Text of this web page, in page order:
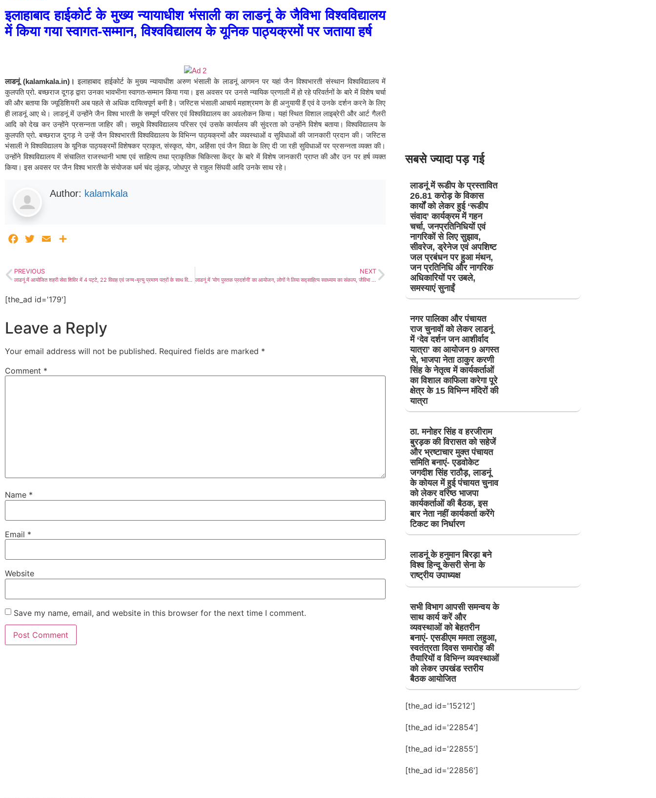
इलाहाबाद हाईकोर्ट के मुख्य न्यायाधीश भंसाली का लाडनूं के जैविभा विश्वविद्यालय
में किया गया स्वागत-सम्मान, विश्वविद्यालय के यूनिक पाठ्यक्रमों पर जताया हर्ष
लाडनूं (kalamkala.in)। इलाहाबाद हाईकोर्ट के मुख्य न्यायाधीश अरुण भंसाली के लाडनूं आगमन पर यहां जैन विश्वभारती संस्थान विश्वविद्यालय में
कुलपति प्रो. बच्छराज दूगड़ द्वारा उनका भावभीना स्वागत-सम्मान किया गया। इस अवसर पर उनसे न्यायिक प्रणाली में हो रहे परिवर्तनों के बारे में विशेष चर्चा
की और बताया कि ज्यूडिशियरी अब पहले से अधिक दायित्वपूर्ण बनी है। जस्टिस भंसाली आचार्य महाश्रमण के ही अनुयायी हैं एवं वे उनके दर्शन करने के लिए
ही लाडनूं आए थे। लाडनूं में उन्होंने जैन विश्व भारती के सम्पूर्ण परिसर एवं विश्वविद्यालय का अवलोकन किया। यहां स्थित विशाल लाइब्रेरी और आर्ट गैलरी
आदि को देख कर उन्होंने प्रसन्नता जाहिर की। समूचे विश्वविद्यालय परिसर एवं उसके कार्यालय की सुंदरता को उन्होंने विशेष बताया। विश्वविद्यालय के
कुलपति प्रो. बच्छराज दूगड़ ने उन्हें जैन विश्वभारती विश्वविद्यालय के विभिन्न पाठ्यक्रमों और व्यवस्थाओं व सुविधाओं की जानकारी प्रदान की। जस्टिस
भंसाली ने विश्वविद्यालय के यूनिक पाठ्यक्रमों विशेषकर प्राकृत, संस्कृत, योग, अहिंसा एवं जैन विद्या के लिए दी जा रही सुविधाओं पर प्रसन्नता व्यक्त की।
उन्होंने विश्वविद्यालय में संचालित राजस्थानी भाषा एवं साहित्य तथा प्राकृतिक चिकित्सा केंद्र के बारे में विशेष जानकारी प्राप्त की और उन पर हर्ष व्यक्त
किया। इस अवसर पर जैन विश्व भारती के संयोजक धर्म चंद लूंकड़, जोधपुर से राहुल सिंघवी आदि उनके साथ रहे।
Author: kalamkala
Facebook
Twitter Email
PREVIOUS
लाडनूं में आयोजित शहरी सेवा शिविर में 4 पट्टे, 22 विवाह एवं जन्म-मृत्यु प्रमाण पत्रों के साथ विभिन्न विभागों की विविध समस्याओं का किया गया निस्तारण
NEXT
लाडनूं में ‘योग पुस्तक प्रदर्शनी’ का आयोजन, लोगों ने लिया सद्साहित्य स्वाध्याय का संकल्प, जैविभा विश्वविद्यालय में अंतरराष्ट्रीय योग दिवस की पूर्व संध्या पर विशेष आयोजन
[the_ad id='179']
Leave a Reply
Your email address will not be published. Required fields are marked *
Comment *
Name *
Email *
Website
Save my name, email, and website in this browser for the next time I comment.
सबसे ज्यादा पड़ गई
लाडनूं में रूडीप के प्रस्तावित
26.81 करोड़ के विकास
कार्यों को लेकर हुई ‘रूडीप
संवाद’ कार्यक्रम में गहन
चर्चा, जनप्रतिनिधियों एवं
नागरिकों से लिए सुझाव,
सीवरेज, ड्रेनेज एवं अपशिष्ट
जल प्रबंधन पर हुआ मंथन,
जन प्रतिनिधि और नागरिक
अधिकारियों पर उबले,
समस्याएं सुनाईं
नगर पालिका और पंचायत
राज चुनावों को लेकर लाडनूं
में ‘देव दर्शन जन आशीर्वाद
यात्रा’ का आयोजन 9 अगस्त
से, भाजपा नेता ठाकुर करणी
सिंह के नेतृत्व में कार्यकर्ताओं
का विशाल काफिला करेगा पूरे
क्षेत्र के 15 विभिन्न मंदिरों की
यात्रा
ठा. मनोहर सिंह व हरजीराम
बुरड़क की विरासत को सहेजें
और भ्रष्टाचार मुक्त पंचायत
समिति बनाएं- एडवोकेट
जगदीश सिंह राठौड़, लाडनूं
के कोयल में हुई पंचायत चुनाव
को लेकर वरिष्ठ भाजपा
कार्यकर्ताओं की बैठक, इस
बार नेता नहीं कार्यकर्ता करेंगे
टिकट का निर्धारण
लाडनूं के हनुमान बिरड़ा बने
विश्व हिन्दू केसरी सेना के
राष्ट्रीय उपाध्यक्ष
सभी विभाग आपसी समन्वय के
साथ कार्य करें और
व्यवस्थाओं को बेहतरीन
बनाएं- एसडीएम ममता लहुआ,
स्वतंत्रता दिवस समारोह की
तैयारियों व विभिन्न व्यवस्थाओं
को लेकर उपखंड स्तरीय
बैठक आयोजित
[the_ad id='15212']
[the_ad id='22854']
[the_ad id='22855']
[the_ad id='22856']